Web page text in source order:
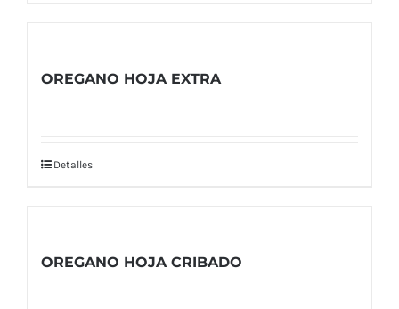
OREGANO HOJA EXTRA
Detalles
OREGANO HOJA CRIBADO